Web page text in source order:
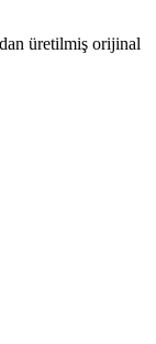
üretilmiş orijinal